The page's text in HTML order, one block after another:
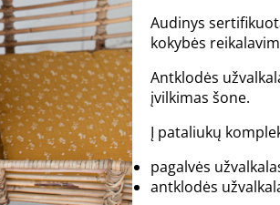
Audinys
kokybės
Antklodės
įvilkimas šone.
Į pataliukų
pagalvės
antklodės